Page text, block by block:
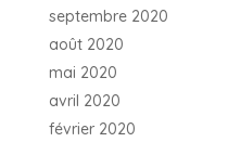
septembre 2020
août 2020
mai 2020
avril 2020
février 2020